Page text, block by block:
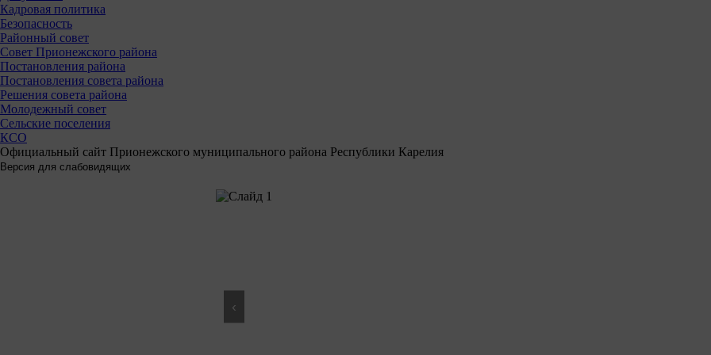
Кадровая политика
Безопасность
Районный совет
Совет Прионежского района
Постановления района
Постановления совета района
Решения совета района
Молодежный совет
Сельские поселения
КСО
Официальный сайт Прионежского муниципального района Республики Карелия
‹